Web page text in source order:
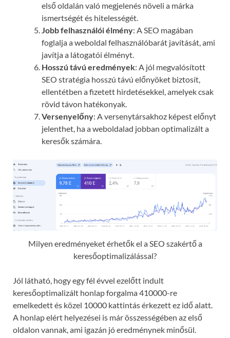
első oldalán való megjelenés növeli a márka
ismertségét és hitelességét.
Jobb felhasználói élmény: A SEO magában
foglalja a weboldal felhasználóbarát javítását, ami
javítja a látogatói élményt.
Hosszú távú eredmények: A jól megvalósított
SEO stratégia hosszú távú előnyöket biztosít,
ellentétben a fizetett hirdetésekkel, amelyek csak
rövid távon hatékonyak.
Versenyelőny: A versenytársakhoz képest előnyt
jelenthet, ha a weboldalad jobban optimalizált a
keresők számára.
Milyen eredményeket érhetők el a SEO szakértő a
keresőoptimalizálással?
Jól látható, hogy egy fél évvel ezelőtt indult
keresőoptimalizált honlap forgalma 410000-re
emelkedett és közel 10000 kattintás érkezett ez idő alatt.
A honlap elért helyezései is már összességében az első
oldalon vannak, ami igazán jó eredménynek minősül.